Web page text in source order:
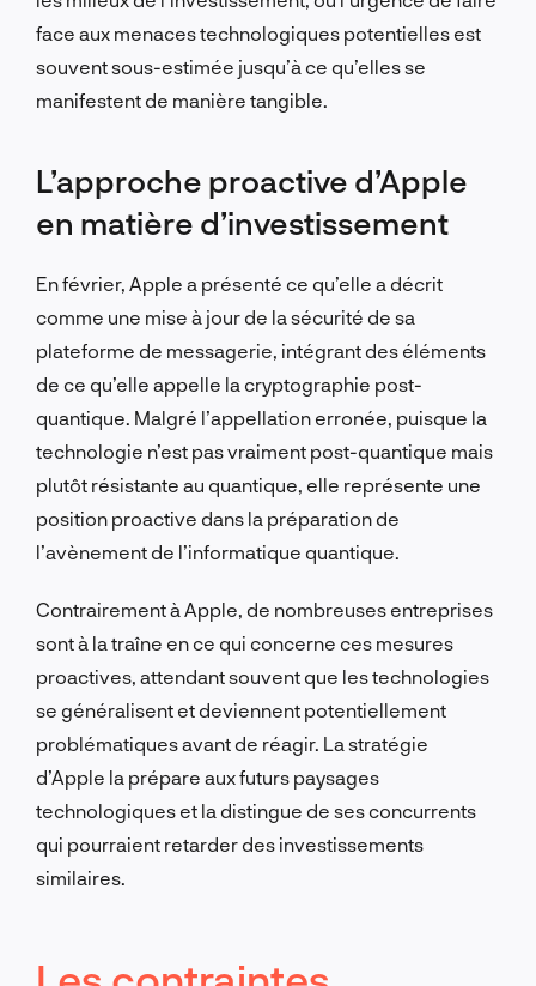
face aux menaces technologiques potentielles est
souvent sous-estimée jusqu’à ce qu’elles se
manifestent de manière tangible.
L’approche proactive d’Apple
en matière d’investissement
En février, Apple a présenté ce qu’elle a décrit
comme une mise à jour de la sécurité de sa
plateforme de messagerie, intégrant des éléments
de ce qu’elle appelle la cryptographie post-
quantique. Malgré l’appellation erronée, puisque la
technologie n’est pas vraiment post-quantique mais
plutôt résistante au quantique, elle représente une
position proactive dans la préparation de
l’avènement de l’informatique quantique.
Contrairement à Apple, de nombreuses entreprises
sont à la traîne en ce qui concerne ces mesures
proactives, attendant souvent que les technologies
se généralisent et deviennent potentiellement
problématiques avant de réagir. La stratégie
d’Apple la prépare aux futurs paysages
technologiques et la distingue de ses concurrents
qui pourraient retarder des investissements
similaires.